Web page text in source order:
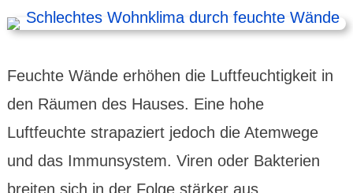
Feuchte Wände erhöhen die Luftfeuchtigkeit in
den Räumen des Hauses. Eine hohe
Luftfeuchte strapaziert jedoch die Atemwege
und das Immunsystem. Viren oder Bakterien
breiten sich in der Folge stärker aus.